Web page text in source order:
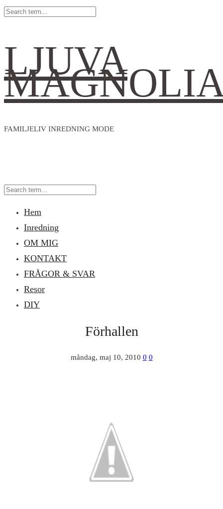
LJUVA
FAMILJELIV INREDNING MODE
Hem
Inredning
OM MIG
KONTAKT
FRÅGOR & SVAR
Resor
DIY
Förhallen
måndag, maj 10, 2010 0 0